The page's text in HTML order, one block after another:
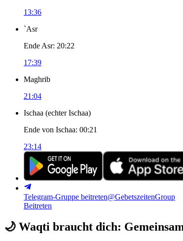
13:36
`Asr
Ende Asr: 20:22
17:39
Maghrib
21:04
Ischaa (echter Ischaa)
Ende von Ischaa: 00:21
23:14
Telegram-Gruppe beitreten@GebetszeitenGroup
Beitreten
🌙 Waqti braucht dich: